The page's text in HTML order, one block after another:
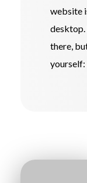
website
there,
yourself: